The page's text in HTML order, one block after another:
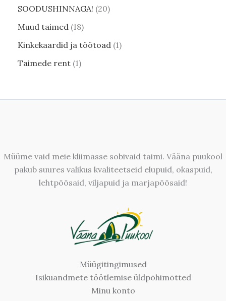
SOODUSHINNAGA! 20
Muud taimed 18
Kinkekaardid ja töötoad 1
Taimede rent 1
Müüme vaid meie kliimasse sobivaid taimi. Vääna puukool
pakub suures valikus kvaliteetseid elupuid, okaspuid,
lehtpõõsaid, viljapuid ja marjapõõsaid!
Müügitingimused
Isikuandmete töötlemise üldpõhimõtted
Minu konto